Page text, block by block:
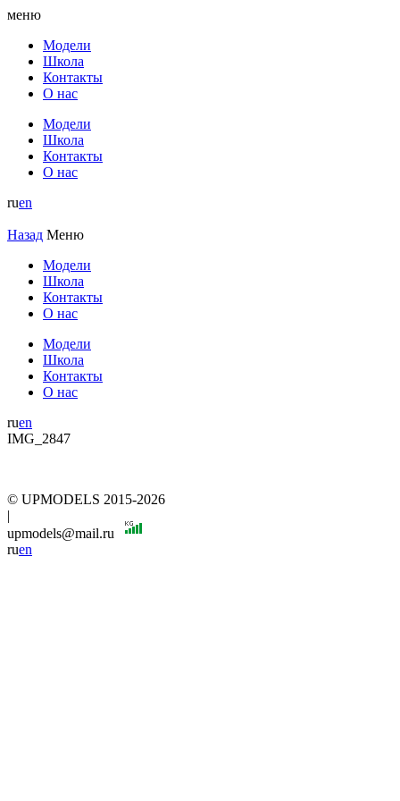
меню
Модели
Школа
Контакты
О нас
Модели
Школа
Контакты
О нас
ruen
Назад Меню
Модели
Школа
Контакты
О нас
Модели
Школа
Контакты
О нас
ruen
IMG_2847
© UPMODELS 2015-2026
|
upmodels@mail.ru
ruen